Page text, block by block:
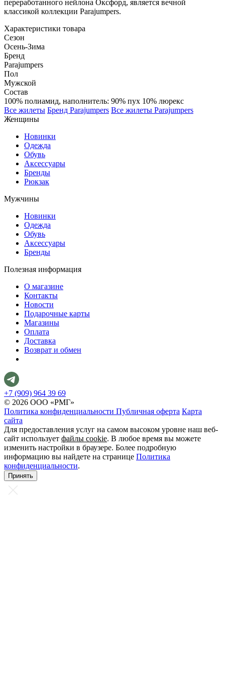
переработанного нейлона Оксфорд, является вечной
классикой коллекции Parajumpers.
Характеристики товара
Сезон
Осень-Зима
Бренд
Parajumpers
Пол
Мужской
Состав
100% полиамид, наполнитель: 90% пух 10% люрекс
Все жилеты Бренд Parajumpers Все жилеты Parajumpers
Женщины
Новинки
Одежда
Обувь
Аксессуары
Бренды
Рюкзак
Мужчины
Новинки
Одежда
Обувь
Аксессуары
Бренды
Полезная информация
О магазине
Контакты
Новости
Подарочные карты
Магазины
Оплата
Доставка
Возврат и обмен
+7 (909) 964 39 69
© 2026 ООО «РМГ»
Политика конфиденциальности Публичная оферта Карта
сайта
Для предоставления услуг на самом высоком уровне наш веб-
сайт использует файлы cookie. В любое время вы можете
изменить настройки в браузере. Более подробную
информацию вы найдете на странице Политика
конфиденциальности.
Принять